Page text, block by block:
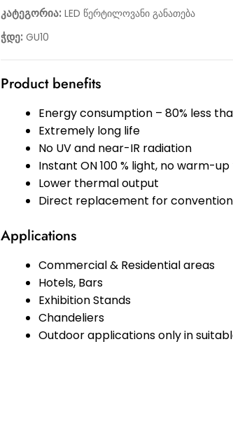
კატეგორია: LED წერტილოვანი განათება
ჭდე: GU10
Product benefits
Energy consumption – 80% less
Extremely long life
No UV and near-IR radiation
Instant ON 100 % light, no warm-
Lower thermal output
Direct replacement for
Applications
Commercial & Residential areas
Hotels, Bars
Exhibition Stands
Chandeliers
Outdoor applications only in